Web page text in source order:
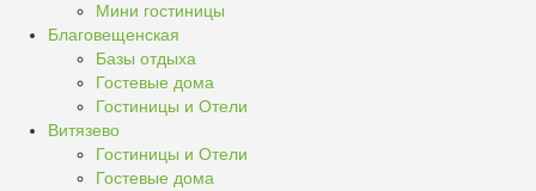
Мини гостиницы
Благовещенская
Базы отдыха
Гостевые дома
Гостиницы и Отели
Витязево
Гостиницы и Отели
Гостевые дома